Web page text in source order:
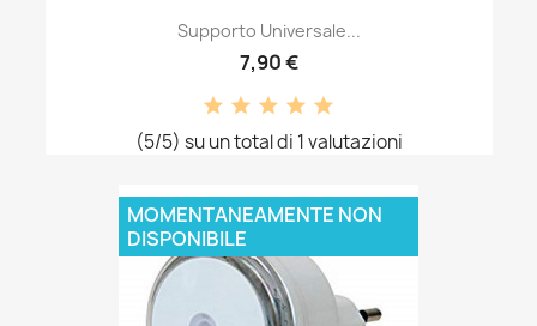
Supporto Universale...
7,90 €
(5/5) su un total di 1 valutazioni
MOMENTANEAMENTE NON
DISPONIBILE